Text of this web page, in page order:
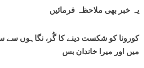
یہ خبر بھی ملاحظہ فرمائیں
کورونا کو شکست دینے کا گُر، نگاہوں سے
میں اور میرا خاندان بس